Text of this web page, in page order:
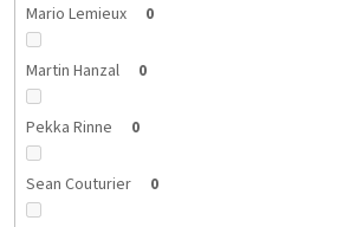
Mario Lemieux 0
Martin Hanzal 0
Pekka Rinne 0
Sean Couturier 0